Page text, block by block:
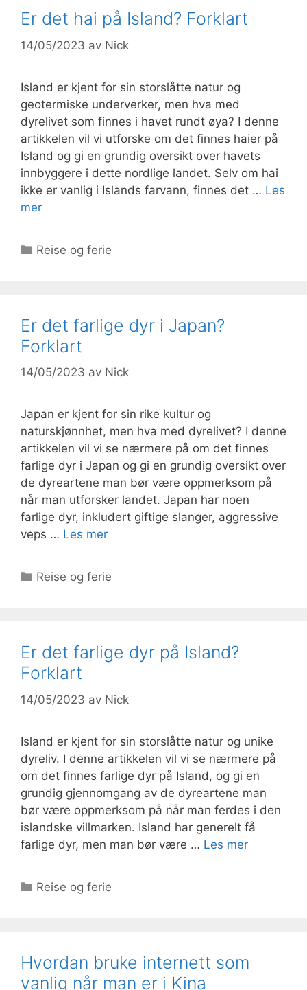
Er det hai på Island? Forklart
14/05/2023 av Nick
Island er kjent for sin storslåtte natur og
geotermiske underverker, men hva med
dyrelivet som finnes i havet rundt øya? I denne
artikkelen vil vi utforske om det finnes haier på
Island og gi en grundig oversikt over havets
innbyggere i dette nordlige landet. Selv om hai
ikke er vanlig i Islands farvann, finnes det … Les
mer
Kategorier
Reise og ferie
Er det farlige dyr i Japan?
Forklart
14/05/2023 av Nick
Japan er kjent for sin rike kultur og
naturskjønnhet, men hva med dyrelivet? I denne
artikkelen vil vi se nærmere på om det finnes
farlige dyr i Japan og gi en grundig oversikt over
de dyreartene man bør være oppmerksom på
når man utforsker landet. Japan har noen
farlige dyr, inkludert giftige slanger, aggressive
veps … Les mer
Kategorier
Reise og ferie
Er det farlige dyr på Island?
Forklart
14/05/2023 av Nick
Island er kjent for sin storslåtte natur og unike
dyreliv. I denne artikkelen vil vi se nærmere på
om det finnes farlige dyr på Island, og gi en
grundig gjennomgang av de dyreartene man
bør være oppmerksom på når man ferdes i den
islandske villmarken. Island har generelt få
farlige dyr, men man bør være … Les mer
Kategorier
Reise og ferie
Hvordan bruke internett som
vanlig når man er i Kina